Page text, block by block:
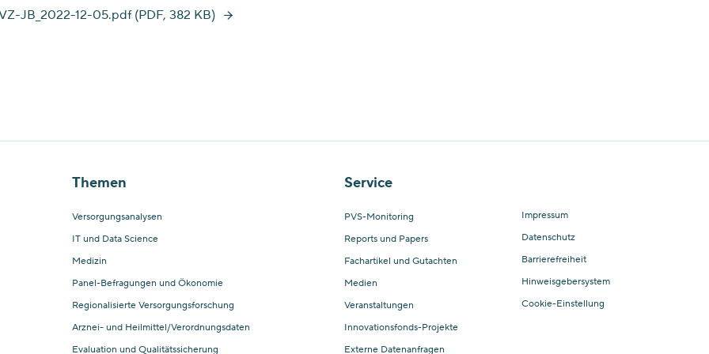
JB_2022-12-05.pdf (PDF, 382 KB)
Themen
Versorgungsanalysen
IT und Data Science
Medizin
Panel-Befragungen und Ökonomie
Regionalisierte Versorgungsforschung
Arznei- und Heilmittel/Verordnungsdaten
Evaluation und Qualitätssicherung
Service
PVS-Monitoring
Reports und Papers
Fachartikel und Gutachten
Medien
Veranstaltungen
Innovationsfonds-Projekte
Externe Datenanfragen
Impressum
Datenschutz
Barrierefreiheit
Hinweisgebersystem
Cookie-Einstellung